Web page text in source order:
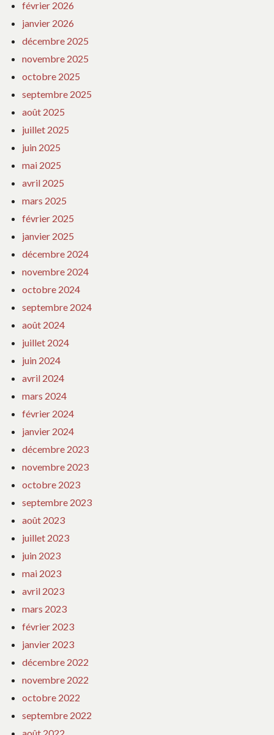
février 2026
janvier 2026
décembre 2025
novembre 2025
octobre 2025
septembre 2025
août 2025
juillet 2025
juin 2025
mai 2025
avril 2025
mars 2025
février 2025
janvier 2025
décembre 2024
novembre 2024
octobre 2024
septembre 2024
août 2024
juillet 2024
juin 2024
avril 2024
mars 2024
février 2024
janvier 2024
décembre 2023
novembre 2023
octobre 2023
septembre 2023
août 2023
juillet 2023
juin 2023
mai 2023
avril 2023
mars 2023
février 2023
janvier 2023
décembre 2022
novembre 2022
octobre 2022
septembre 2022